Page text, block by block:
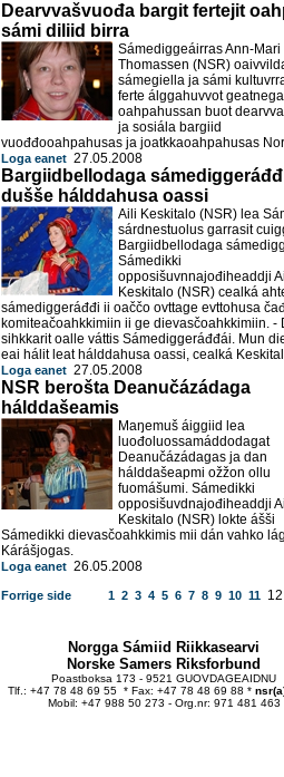
Dearvvašvuođa bargit fertejit
sámi diliid birra
Sámediggeáirras Ann-Mari
Thomassen (NSR)
sámegiella ja sámi
ferte álggahuvvot
oahpahussan buot
ja sosiála bargiid
vuođđooahpahusas ja joatkkaoahpahusas
Loga eanet 27.05.2008
Bargiidbellodaga
dušše hálddahusa oassi
Aili Keskitalo (NSR) lea
sárdnestuolus garrasit
Bargiidbellodaga
Sámedikki
opposišuvnnajođiheaddji
Keskitalo (NSR) cealká
sámediggeráđđi ii oaččo ovttage evttohusa
komiteačoahkkimiin ii ge dievasčoahkkimiin. -
sihkkarit oalle váttis Sámediggeráđđái. Mun
eai hálit leat hálddahusa oassi, cealká
Loga eanet 27.05.2008
NSR berošta Deanučázádaga
hálddašeamis
Maŋemuš áiggiid lea
luođoluossamáddodagat
Deanučázádagas ja dan
hálddašeapmi ožžon ollu
fuomášumi. Sámedikki
opposišuvdnajođiheaddji
Keskitalo (NSR) lokte ášši
Sámedikki dievasčoahkkimis mii dán vahko
Kárášjogas.
Loga eanet 26.05.2008
Forrige side 1 2 3 4 5 6 7 8 9 10 11 12
Norgga Sámiid Riikkasearvi
Norske Samers Riksforbund
Poastboksa 173 - 9521 GUOVDAGEAIDNU
Tlf.: +47 78 48 69 55 * Fax: +47 78 48 69 88 *
Mobil: +47 988 50 273 - Org.nr: 971 481 463